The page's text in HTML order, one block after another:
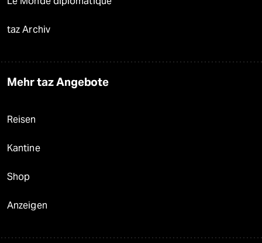
taz Archiv
Mehr taz Angebote
Reisen
Kantine
Shop
Anzeigen